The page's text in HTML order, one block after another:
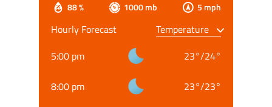
88 % 1000 mb 5 mph
Hourly Forecast
5:00 pm
23°/24°
8:00 pm 23°/23°